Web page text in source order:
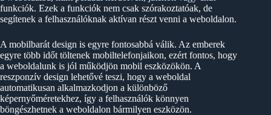
funkciók. Ezek a funkciók nem csak szórakoztatóak, de
segítenek a felhasználóknak aktívan részt venni a weboldalon.
A mobilbarát design is egyre fontosabbá válik. Az emberek
egyre több időt töltenek mobiltelefonjaikon, ezért fontos, hogy
a weboldalunk is jól működjön mobil eszközökön. A
reszponzív design lehetővé teszi, hogy a weboldal
automatikusan alkalmazkodjon a különböző
képernyőméretekhez, így a felhasználók könnyen
böngészhetnek a weboldalon bármilyen eszközön.